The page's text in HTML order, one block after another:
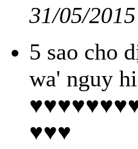
31/05/
5 sao cho
wa' nguy
♥♥♥